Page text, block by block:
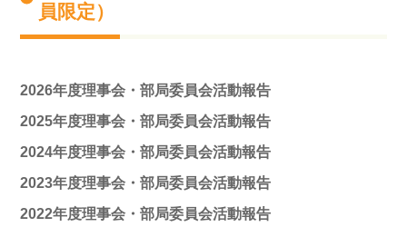
員限定）
2026年度理事会・部局委員会活動報告
2025年度理事会・部局委員会活動報告
2024年度理事会・部局委員会活動報告
2023年度理事会・部局委員会活動報告
2022年度理事会・部局委員会活動報告